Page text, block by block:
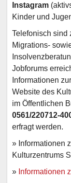
Instagram
Kinder und
Telefonisch sind
Migrations-
Jobforums
Informationen
Website des
im Öffentlichen
0561/220712-
erfragt werden.
» Informationen
Kulturzentrums
» Informationen